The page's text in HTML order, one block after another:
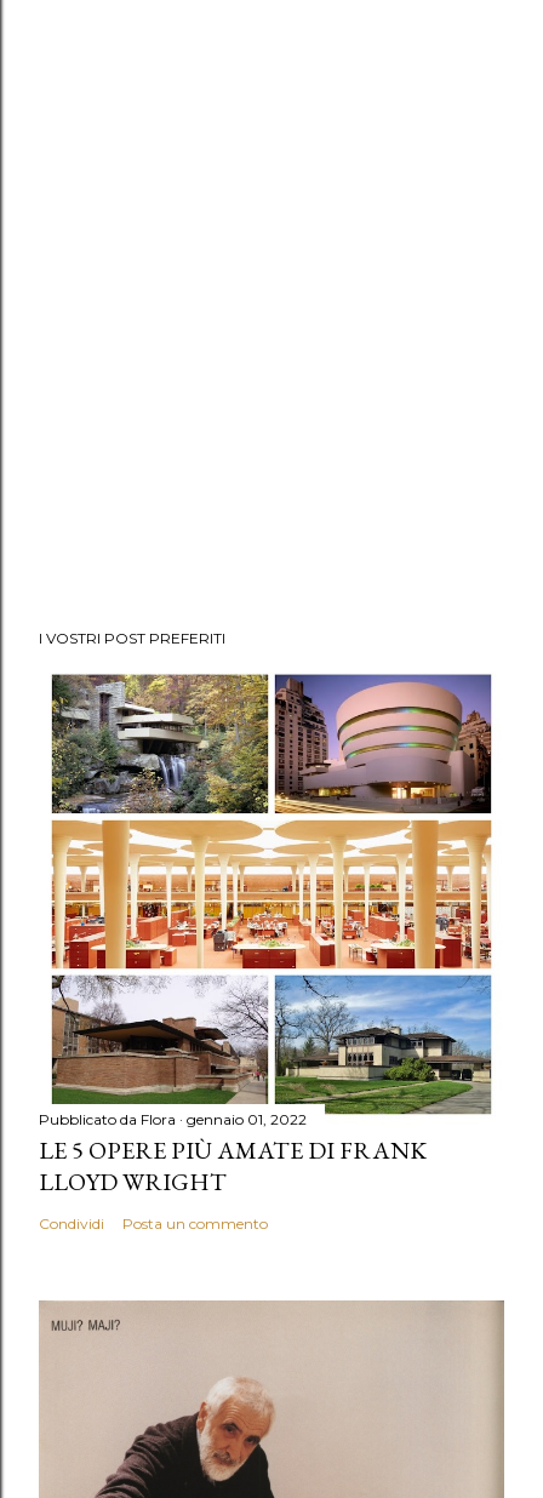
I VOSTRI POST PREFERITI
Pubblicato da Flora gennaio 01, 2022
LE 5 OPERE PIÙ AMATE DI FRANK
LLOYD WRIGHT
Condividi Posta un commento